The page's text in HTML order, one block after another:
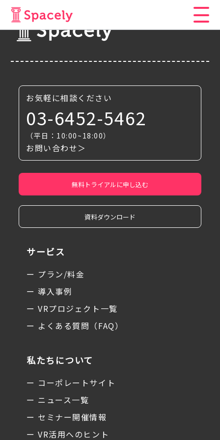
お気軽に相談ください
03-6452-5462
（平日：10:00~18:00）
お問い合わせ＞
無料トライアルに申し込む
資料ダウンロード
サービス
ー プラン/料金
ー 導入事例
ー VRプロジェクト一覧
ー よくある質問（FAQ）
私たちについて
ー コーポレートサイト
ー ニュース一覧
ー セミナー開催情報
ー VR活用へのヒント